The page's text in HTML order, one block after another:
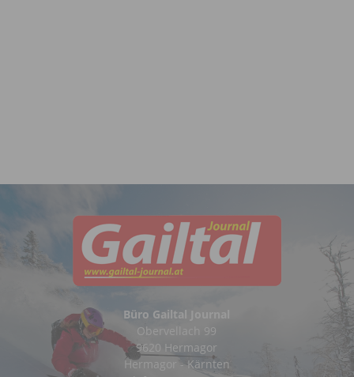
Büro Gailtal Journal
Obervellach 99
9620 Hermagor
Hermagor - Kärnten